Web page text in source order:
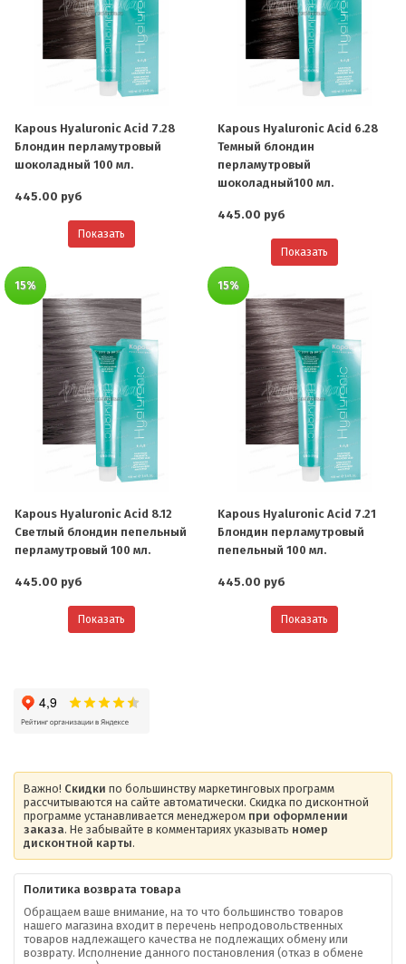
Kapous Hyaluronic Acid 7.28
Блондин перламутровый
шоколадный 100 мл.
445.00 руб
Показать
Kapous Hyaluronic Acid 6.28
Темный блондин
перламутровый
шоколадный100 мл.
445.00 руб
Показать
15%
Kapous Hyaluronic Acid 8.12
Светлый блондин пепельный
перламутровый 100 мл.
445.00 руб
Показать
15%
Kapous Hyaluronic Acid 7.21
Блондин перламутровый
пепельный 100 мл.
445.00 руб
Показать
Важно! Скидки по большинству маркетинговых программ
рассчитываются на сайте автоматически. Скидка по дисконтной
программе устанавливается менеджером при оформлении
заказа. Не забывайте в комментариях указывать номер
дисконтной карты.
Политика возврата товара
Обращаем ваше внимание, на то что большинство товаров
нашего магазина входит в перечень непродовольственных
товаров надлежащего качества не подлежащих обмену или
возврату. Исполнение данного постановления (отказ в обмене
О компании